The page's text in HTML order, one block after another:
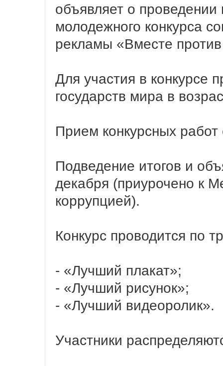
объявляет о
молодежного конкурса
рекламы «Вместе
Для участия в конкурсе
государств мира в
Прием конкурсных работ
Подведение итогов и
декабря (приурочено к
коррупцией).
Конкурс проводится по
- «Лучший плакат»;
- «Лучший рисунок»;
- «Лучший видеоролик».
Участники